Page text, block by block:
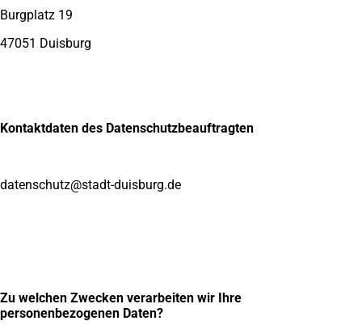
Burgplatz 19
47051 Duisburg
Kontaktdaten des Datenschutzbeauftragten
datenschutz stadt-duisburg de
Zu welchen Zwecken verarbeiten wir Ihre
personenbezogenen Daten?